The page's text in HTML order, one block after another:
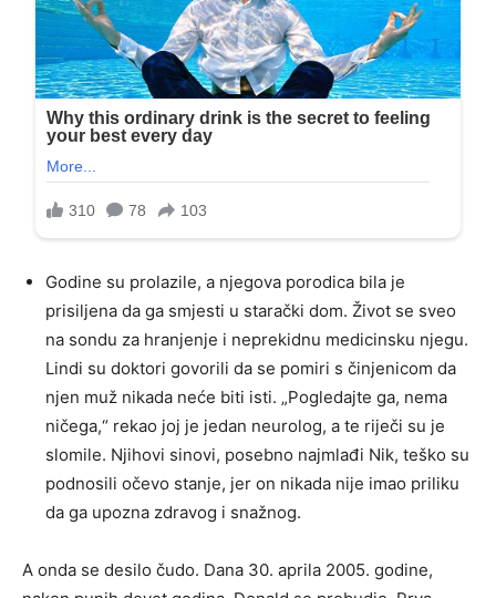
Godine su prolazile, a njegova porodica bila je
prisiljena da ga smjesti u starački dom. Život se sveo
na sondu za hranjenje i neprekidnu medicinsku njegu.
Lindi su doktori govorili da se pomiri s činjenicom da
njen muž nikada neće biti isti. „Pogledajte ga, nema
ničega,“ rekao joj je jedan neurolog, a te riječi su je
slomile. Njihovi sinovi, posebno najmlađi Nik, teško su
podnosili očevo stanje, jer on nikada nije imao priliku
da ga upozna zdravog i snažnog.
A onda se desilo čudo. Dana 30. aprila 2005. godine,